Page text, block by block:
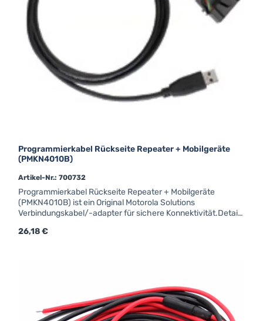
Programmierkabel Rückseite Repeater + Mobilgeräte
(PMKN4010B)
Artikel-Nr.: 700732
Programmierkabel Rückseite Repeater + Mobilgeräte
(PMKN4010B) ist ein Original Motorola Solutions
Verbindungskabel/-adapter für sichere Konnektivität.Details
Werkscode: PMKN4010B für Mobilgeräte Anschluss
Regulärer Preis:
26,18 €